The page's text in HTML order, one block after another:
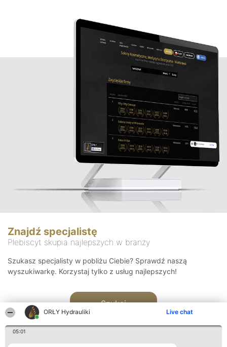
ORŁY Hydrauliki Live chat
05:01
Znajdź specjalistę
Plebiscyt skupia najlepszych w branży
Szukasz specjalisty w pobliżu Ciebie? Sprawdź naszą
wyszukiwarkę. Korzystaj tylko z usług najlepszych!
Szukaj